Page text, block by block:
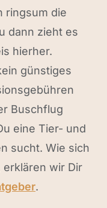
ringsum die
dann zieht es
hierher.
günstiges
Buschflug
eine Tier- und
sucht. Wie sich
erklären wir Dir
.